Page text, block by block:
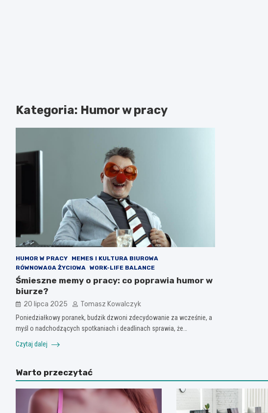
Kategoria: Humor w pracy
HUMOR W PRACY
MEMES I KULTURA BIUROWA
RÓWNOWAGA ŻYCIOWA WORK-LIFE BALANCE
Śmieszne memy o pracy: co poprawia humor w
biurze?
20 lipca 2025 Tomasz Kowalczyk
Poniedziałkowy poranek, budzik dzwoni zdecydowanie za wcześnie, a
myśl o nadchodzących spotkaniach i deadlinach sprawia, że…
Czytaj dalej
Warto przeczytać